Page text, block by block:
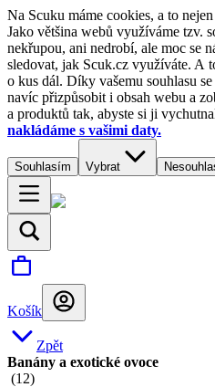
Na Scuku máme cookies, a to
Jako většina webů využíváme tzv.
nekřupou, ani nedrobí, ale moc se
sledovat, jak Scuk.cz využíváte. A
o kus dál. Díky vašemu souhlasu
navíc přizpůsobit i obsah webu a
a produktů tak, abyste si ji
nakládáme s vašimi daty.
Souhlasím Vybrat
Košík
Zpět
Banány a exotické ovoce
(12)